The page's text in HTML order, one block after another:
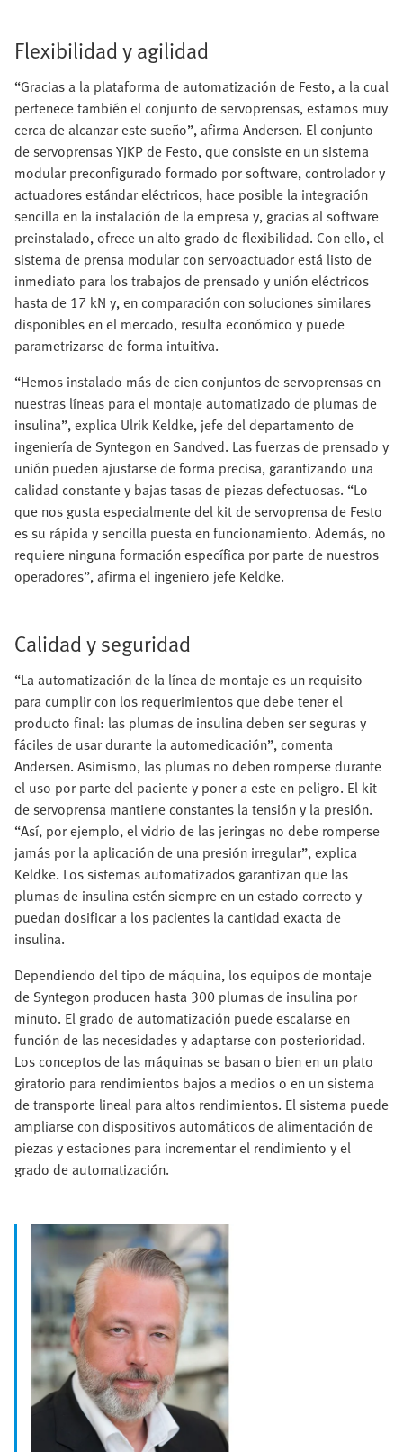
Flexibilidad y agilidad
“Gracias a la plataforma de automatización de Festo, a la cual
pertenece también el conjunto de servoprensas, estamos muy
cerca de alcanzar este sueño”, afirma Andersen. El conjunto
de servoprensas YJKP de Festo, que consiste en un sistema
modular preconfigurado formado por software, controlador y
actuadores estándar eléctricos, hace posible la integración
sencilla en la instalación de la empresa y, gracias al software
preinstalado, ofrece un alto grado de flexibilidad. Con ello, el
sistema de prensa modular con servoactuador está listo de
inmediato para los trabajos de prensado y unión eléctricos
hasta de 17 kN y, en comparación con soluciones similares
disponibles en el mercado, resulta económico y puede
parametrizarse de forma intuitiva.
“Hemos instalado más de cien conjuntos de servoprensas en
nuestras líneas para el montaje automatizado de plumas de
insulina”, explica Ulrik Keldke, jefe del departamento de
ingeniería de Syntegon en Sandved. Las fuerzas de prensado y
unión pueden ajustarse de forma precisa, garantizando una
calidad constante y bajas tasas de piezas defectuosas. “Lo
que nos gusta especialmente del kit de servoprensa de Festo
es su rápida y sencilla puesta en funcionamiento. Además, no
requiere ninguna formación específica por parte de nuestros
operadores”, afirma el ingeniero jefe Keldke.
Calidad y seguridad
“La automatización de la línea de montaje es un requisito
para cumplir con los requerimientos que debe tener el
producto final: las plumas de insulina deben ser seguras y
fáciles de usar durante la automedicación”, comenta
Andersen. Asimismo, las plumas no deben romperse durante
el uso por parte del paciente y poner a este en peligro. El kit
de servoprensa mantiene constantes la tensión y la presión.
“Así, por ejemplo, el vidrio de las jeringas no debe romperse
jamás por la aplicación de una presión irregular”, explica
Keldke. Los sistemas automatizados garantizan que las
plumas de insulina estén siempre en un estado correcto y
puedan dosificar a los pacientes la cantidad exacta de
insulina.
Dependiendo del tipo de máquina, los equipos de montaje
de Syntegon producen hasta 300 plumas de insulina por
minuto. El grado de automatización puede escalarse en
función de las necesidades y adaptarse con posterioridad.
Los conceptos de las máquinas se basan o bien en un plato
giratorio para rendimientos bajos a medios o en un sistema
de transporte lineal para altos rendimientos. El sistema puede
ampliarse con dispositivos automáticos de alimentación de
piezas y estaciones para incrementar el rendimiento y el
grado de automatización.